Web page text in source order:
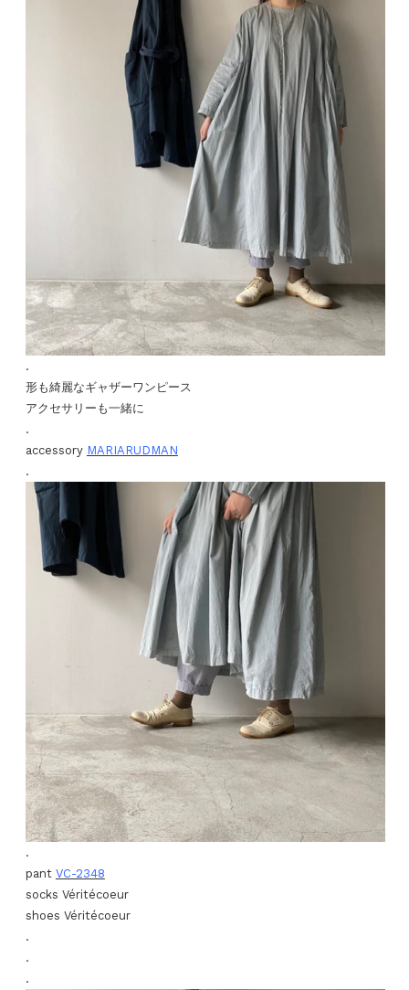
.
形も綺麗なギャザーワンピース
アクセサリーも一緒に
.
accessory MARIARUDMAN
.
.
pant VC-2348
socks Véritécoeur
shoes Véritécoeur
.
.
.